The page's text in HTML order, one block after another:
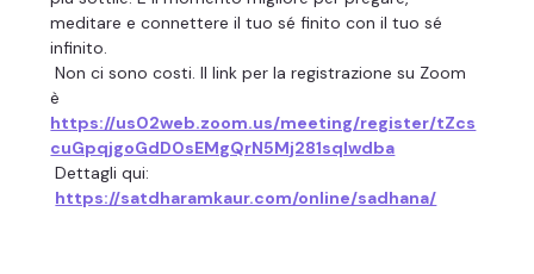
meditare e connettere il tuo sé finito con il tuo sé
infinito.
Non ci sono costi. Il link per la registrazione su Zoom
è
https://us02web.zoom.us/meeting/register/tZcs
cuGpqjgoGdD0sEMgQrN5Mj281sqIwdba
Dettagli qui:
https://satdharamkaur.com/online/sadhana/